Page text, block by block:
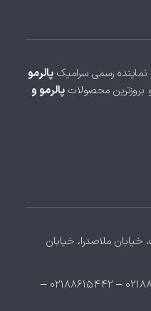
نماینده رسمی سرامیک پالرمو
بروزترین محصولات پالرمو و
خيابان ملاصدرا، خيابان
۰۲۱۸۸۶۱۵۴۴۰ – ۰۲۱۸۸۶۱۵۴۴۱ – ۰۲۱۸۸۶۱۵۴۴۲ –